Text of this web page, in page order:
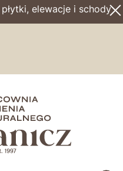
elewacje i schody